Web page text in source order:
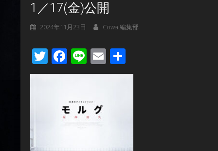
1／17(金)公開
2024年11月23日 Cowai編集部
Twitter
Facebook
LineEmail
有